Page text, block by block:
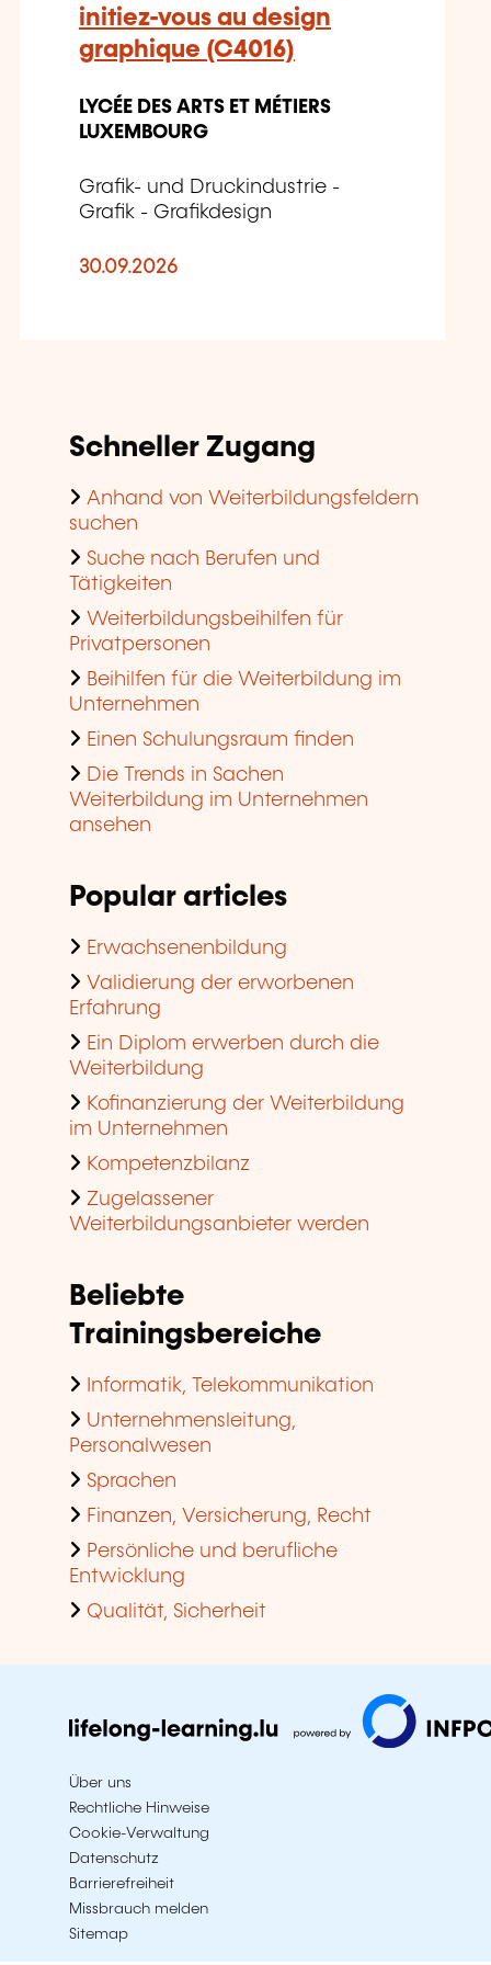
initiez-vous au design
graphique (C4016)
LYCÉE DES ARTS ET MÉTIERS
LUXEMBOURG
Grafik- und Druckindustrie -
Grafik - Grafikdesign
30.09.2026
Schneller Zugang
Anhand von Weiterbildungsfeldern
suchen
Suche nach Berufen und
Tätigkeiten
Weiterbildungsbeihilfen für
Privatpersonen
Beihilfen für die Weiterbildung im
Unternehmen
Einen Schulungsraum finden
Die Trends in Sachen
Weiterbildung im Unternehmen
ansehen
Popular articles
Erwachsenenbildung
Validierung der erworbenen
Erfahrung
Ein Diplom erwerben durch die
Weiterbildung
Kofinanzierung der Weiterbildung
im Unternehmen
Kompetenzbilanz
Zugelassener
Weiterbildungsanbieter werden
Beliebte
Trainingsbereiche
Informatik, Telekommunikation
Unternehmensleitung,
Personalwesen
Sprachen
Finanzen, Versicherung, Recht
Persönliche und berufliche
Entwicklung
Qualität, Sicherheit
Über uns
Rechtliche Hinweise
Cookie-Verwaltung
Datenschutz
Barrierefreiheit
Missbrauch melden
Sitemap